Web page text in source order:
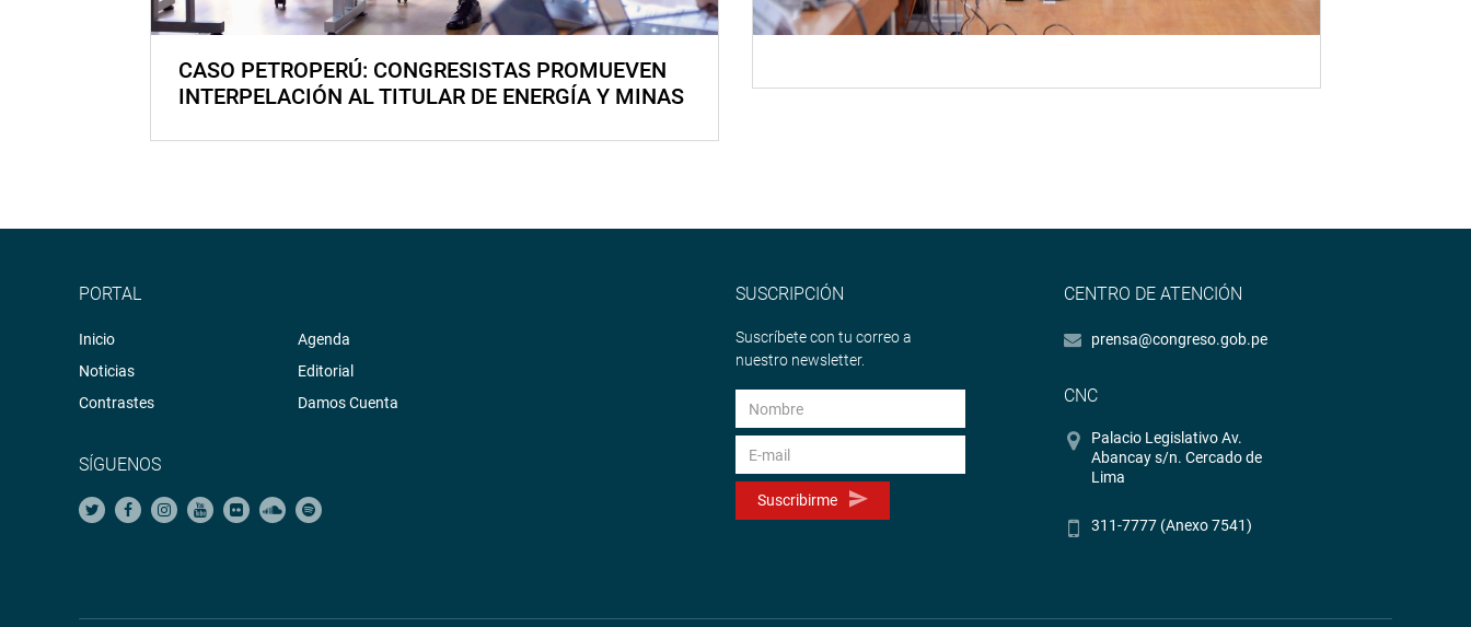
CASO PETROPERÚ: CONGRESISTAS PROMUEVEN
INTERPELACIÓN AL TITULAR DE ENERGÍA Y MINAS
PORTAL
Inicio
Noticias
Contrastes
Agenda
Editorial
Damos Cuenta
SÍGUENOS
SUSCRIPCIÓN
Suscríbete con tu correo a
nuestro newsletter.
Suscribirme
CENTRO DE ATENCIÓN
prensa@congreso.gob.pe
CNC
Palacio Legislativo Av.
Abancay s/n. Cercado de
Lima
311-7777 (Anexo 7541)